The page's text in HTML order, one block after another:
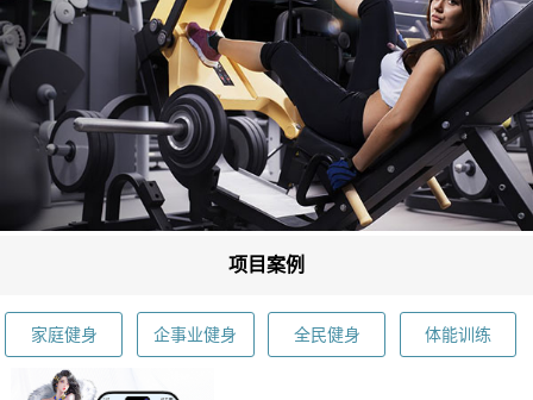
项目案例
家庭健身 企事业健身 全民健身 体能训练